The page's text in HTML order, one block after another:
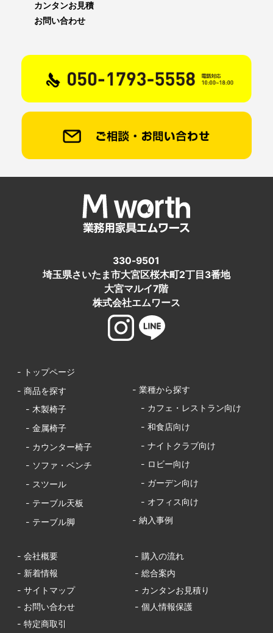
カンタンお見積
お問い合わせ
330-9501
埼玉県さいたま市大宮区桜木町2丁目3番地
大宮マルイ7階
株式会社エムワース
- トップページ
- 商品を探す
- 木製椅子
- 金属椅子
- カウンター椅子
- ソファ・ベンチ
- スツール
- テーブル天板
- テーブル脚
- 業種から探す
- カフェ・レストラン向け
- 和食店向け
- ナイトクラブ向け
- ロビー向け
- ガーデン向け
- オフィス向け
- 納入事例
- 会社概要
- 購入の流れ
- 新着情報
- 総合案内
- サイトマップ
- カンタンお見積り
- お問い合わせ
- 個人情報保護
- 特定商取引